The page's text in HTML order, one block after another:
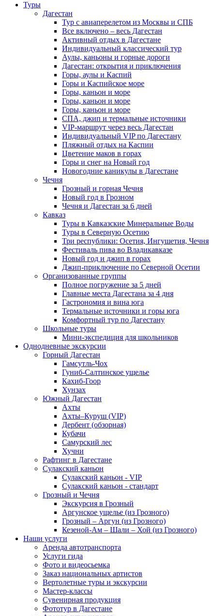
Туры
Дагестан
Тур с авиаперелетом из Москвы и СПБ
Все включено – весь Дагестан
Активный отдых в Дагестане
Индивидуальный классический тур
Аулы, каньоны и горные дороги
Дагестан: открытия и приключения
Горы, аулы и Каспий
Горы и Каспийское море
Горы, каньон и море
Горы, каньон и море
Горы, каньон и море
СПА, джип и термальные источники
VIP-маршрут через весь Дагестан
Индивидуальный VIP по Дагестану
Пляжный отдых на Каспии
Цветение маков в горах
Горы и снег на Новый год
Новогодние каникулы в Дагестане
Чечня
Грозный и горная Чечня
Новый год в Грозном
Чечня и Дагестан за 6 дней
Кавказ
Туры в Кавказские Минеральные Воды
Туры в Северную Осетию
Три республики: Осетия, Ингушетия, Чечня
Фестиваль пива во Владикавказе
Новый год и джип в горах
Джип-приключение по Северной Осетии
Организованные группы
Полное погружение за 5 дней
Главные места Дагестана за 4 дня
Гастрономия и вина юга
Термальные источники и горы юга
Комфортный тур по Дагестану
Школьные туры
Мини-экспедиция для школьников
Однодневные экскурсии
Горный Дагестан
Гамсутль-Чох
Гуниб-Салтинское ущелье
Кахиб-Гоор
Хунзах
Южный Дагестан
Ахты
Ахты–Куруш (VIP)
Дербент (обзорная)
Кубачи
Самурский лес
Хучни
Рафтинг в Дагестане
Сулакский каньон
Сулакский каньон - VIP
Сулакский каньон - стандарт
Грозный и Чечня
Экскурсия в Грозный
Аргунское ущелье (из Грозного)
Грозный – Аргун (из Грозного)
Кезеной-Ам – Шали – Хой (из Грозного)
Наши услуги
Аренда автотранспорта
Услуги гида
Фото и видеосьемка
Заказ национальных артистов
Вертолетные туры и экскурсии
Мастер-классы
Сувенирная продукция
Фототур в Дагестане